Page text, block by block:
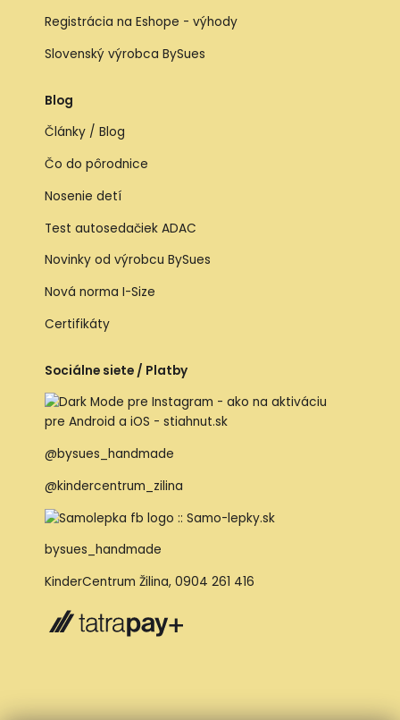
Registrácia na Eshope - výhody
Slovenský výrobca BySues
Blog
Články / Blog
Čo do pôrodnice
Nosenie detí
Test autosedačiek ADAC
Novinky od výrobcu BySues
Nová norma I-Size
Certifikáty
Sociálne siete / Platby
@bysues_handmade
@kindercentrum_zilina
bysues_handmade
KinderCentrum Žilina, 0904 261 416